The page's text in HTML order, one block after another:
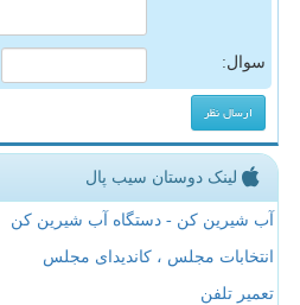
سوال:
لینک دوستان سیب پال
آب شیرین کن - دستگاه آب شیرین کن
انتخابات مجلس ، کاندیدای مجلس
تعمیر تلفن